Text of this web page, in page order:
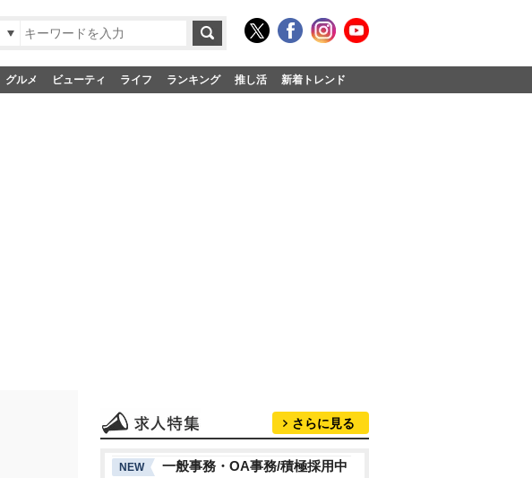
グルメ ビューティ ライフ ランキング 推し活 新着トレンド
さらに見る
NEW
一般事務・OA事務/積極採用中